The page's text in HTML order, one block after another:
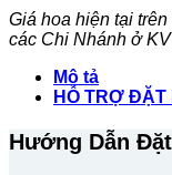
Cành
Màu
số
lượng
Giá hoa hiện tại
các Chi Nhánh ở
Mô tả
HỖ TRỢ ĐẶT
Hướng Dẫn